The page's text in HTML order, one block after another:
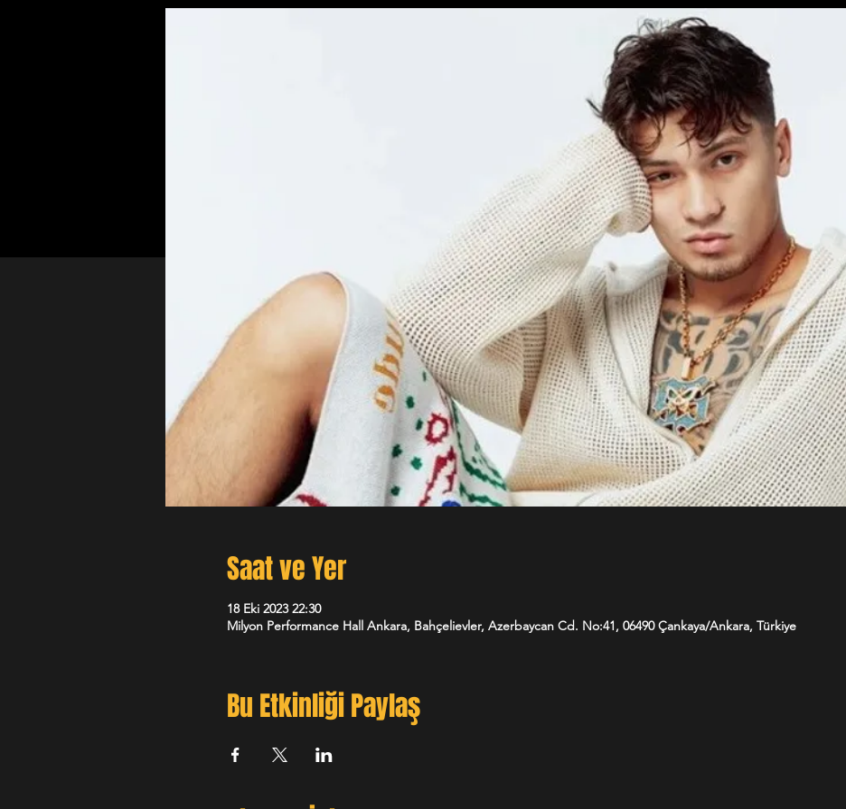
Saat ve Yer
18 Eki 2023 22:30
Milyon Performance Hall Ankara, Bahçelievler, Azerbaycan Cd. No:41, 06490 Çankaya/Ankara, Türkiye
Bu Etkinliği Paylaş